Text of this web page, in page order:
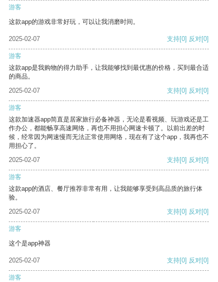
游客
这款app的游戏非常好玩，可以让我消磨时间。
2025-02-07 支持[0] 反对[0]
游客
这款app是我购物的得力助手，让我能够找到最优惠的价格，买到最合适
的商品。
2025-02-07
支持[0] 反对[0]
游客
这款加速器app简直是居家旅行必备神器，无论是看视频、玩游戏还是工
作办公，都能畅享高速网络，再也不用担心网速卡顿了。以前出差的时
候，经常因为网速慢而无法正常使用网络，现在有了这个app，我再也不
用担心了。
2025-02-07
支持[0] 反对[0]
游客
这款app的酒店、餐厅推荐非常有用，让我能够享受到高品质的旅行体
验。
2025-02-07
支持[0] 反对[0]
游客
这个是app神器
2025-02-07 支持[0] 反对[0]
游客